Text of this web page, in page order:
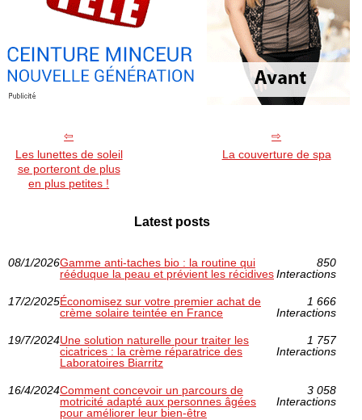
Les lunettes de soleil
se porteront de plus
en plus petites !
La couverture de spa
Latest posts
08/1/2026Gamme anti‑taches bio : la routine qui
rééduque la peau et prévient les récidives
850
Interactions
17/2/2025Économisez sur votre premier achat de
crème solaire teintée en France
1 666
Interactions
19/7/2024Une solution naturelle pour traiter les
cicatrices : la crème réparatrice des
Laboratoires Biarritz
1 757
Interactions
16/4/2024Comment concevoir un parcours de
motricité adapté aux personnes âgées
pour améliorer leur bien-être
3 058
Interactions